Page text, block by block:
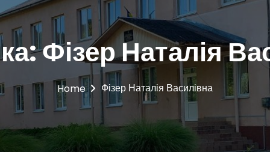
Фізер Наталія
Home Фізер Наталія Василівна